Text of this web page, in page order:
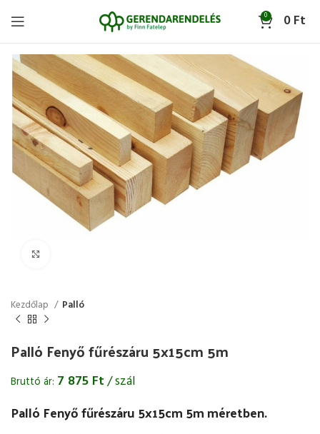
0 0Ft
Kezdőlap Palló
Palló Fenyő fűrészáru 5x15cm 5m
Bruttó ár: 7 875 Ft/ szál
Palló Fenyő fűrészáru 5x15cm 5m méretben.